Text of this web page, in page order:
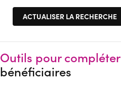
Outils pour compléter
bénéficiaires